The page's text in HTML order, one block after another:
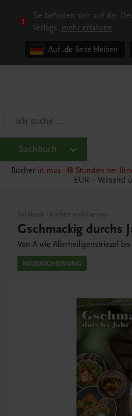
Sie befinden sich auf der
Verlags. mehr erfahren
Auf .de Seite bleiben
Sachbuch
Bücher in max. 48 Stunden bei
EUR – Versand
Sachbuch - Kochen und Genuss
Gschmackig durchs
Von A wie Allerheiligenstriezel
NEUERSCHEINUNG